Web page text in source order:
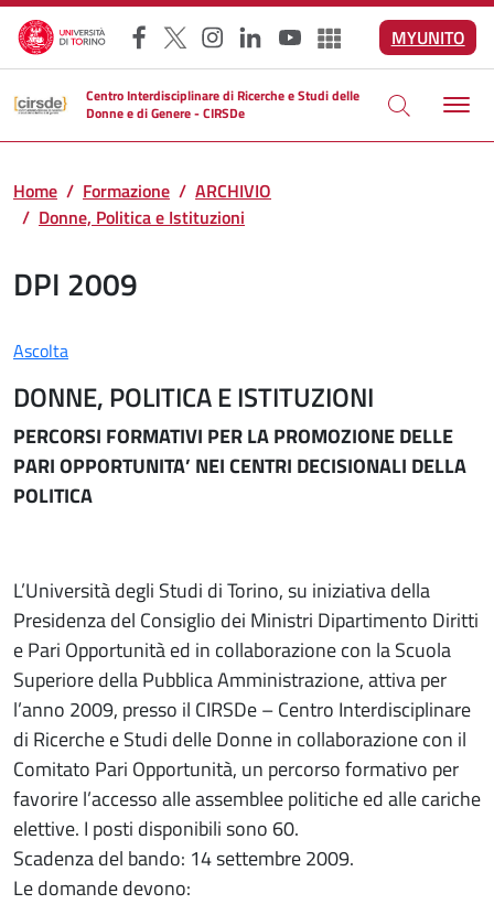
Salta al contenuto principale
Facebook
X Instagram
LinkedInYouTubeAltri social
MYUNITO
Centro Interdisciplinare di Ricerche e Studi delle
Donne e di Genere - CIRSDe
Home Formazione
ARCHIVIO
Donne, Politica e Istituzioni
DPI 2009
Ascolta
DONNE, POLITICA E ISTITUZIONI
PERCORSI FORMATIVI PER LA PROMOZIONE DELLE
PARI OPPORTUNITA’ NEI CENTRI DECISIONALI DELLA
POLITICA
L’Università degli Studi di Torino, su iniziativa della
Presidenza del Consiglio dei Ministri Dipartimento Diritti
e Pari Opportunità ed in collaborazione con la Scuola
Superiore della Pubblica Amministrazione, attiva per
l’anno 2009, presso il CIRSDe – Centro Interdisciplinare
di Ricerche e Studi delle Donne in collaborazione con il
Comitato Pari Opportunità, un percorso formativo per
favorire l’accesso alle assemblee politiche ed alle cariche
elettive. I posti disponibili sono 60.
Scadenza del bando: 14 settembre 2009.
Le domande devono: